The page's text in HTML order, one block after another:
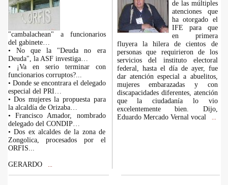
"cambalachean" a funcionarios
del gabinete…
• No que la "Deuda no era
Deuda", la ASF investiga…
• ¡Va en serio terminar con
funcionarios corruptos?...
• Donde se encontrara el delegado
especial del PRI…
• Dos mujeres la propuesta para
la alcaldía de Orizaba…
• Francisco Amador, nombrado
delegado del CONDIP…
• Dos ex alcaldes de la zona de
Zongolica, procesados por el
ORFIS...
GERARDO
de las múltiples
atenciones que
ha otorgado el
IFE para que
en primera
fluyera la hilera de cientos de
personas que requirieron de los
servicios del instituto electoral
federal, hasta el día de ayer, fue
dar atención especial a abuelitos,
mujeres embarazadas y con
discapacidades diferentes, atención
que la ciudadanía lo vio
excelentemente bien. Dijo,
Eduardo Mercado Vernal vocal